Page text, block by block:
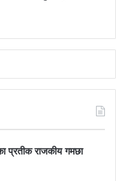
प्रतीक राजकीय गमछा